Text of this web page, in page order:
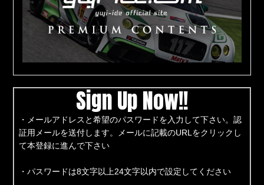
Sign Up Now!!
・メールアドレスと希望のパスワードを入力して下さい。認
証用メールを送付します。メールに記載のURLをクリックし
て本登録に進んで下さい
・パスワードは8文字以上24文字以内で設定してください